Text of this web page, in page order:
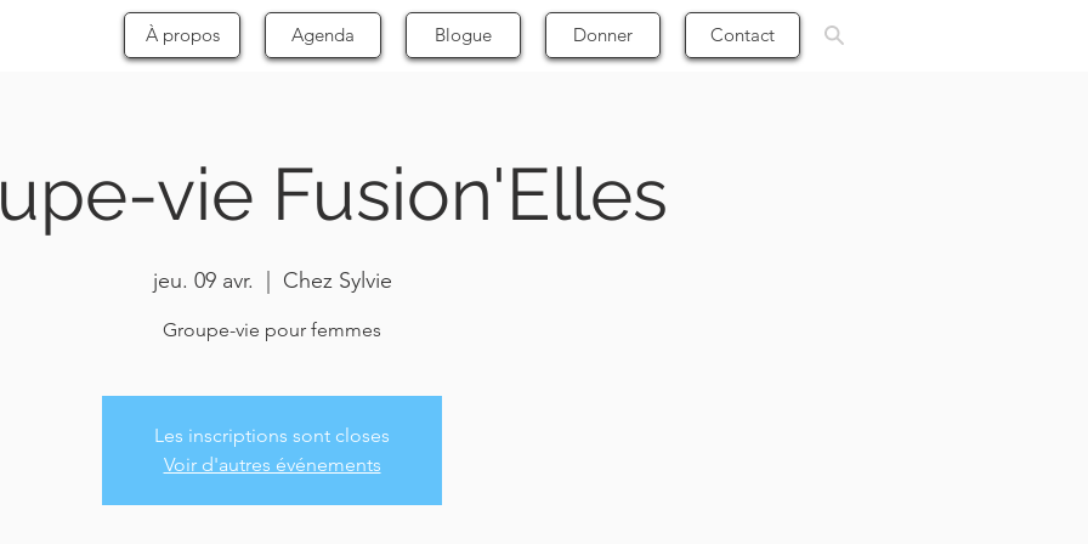
À propos Agenda Blogue Donner Contact
vie Fusion'Elles
jeu. 09 avr. Chez Sylvie
Groupe-vie pour femmes
Les inscriptions sont closes
Voir d'autres événements